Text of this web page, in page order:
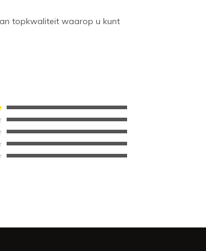
topkwaliteit waarop u kunt